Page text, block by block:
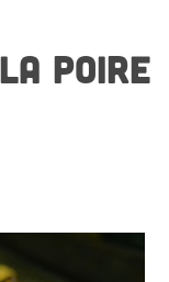
POIRE